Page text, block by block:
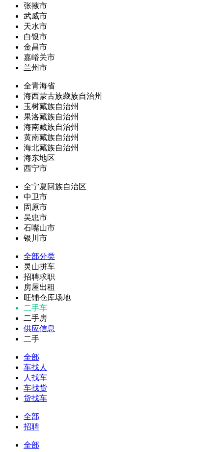
张掖市
武威市
天水市
白银市
金昌市
嘉峪关市
兰州市
全青海省
海西蒙古族藏族自治州
玉树藏族自治州
果洛藏族自治州
海南藏族自治州
黄南藏族自治州
海北藏族自治州
海东地区
西宁市
全宁夏回族自治区
中卫市
固原市
吴忠市
石嘴山市
银川市
全部分类
灵山拼车
招聘求职
房屋出租
旺铺仓库场地
二手车
二手房
供应信息
二手
全部
车找人
人找车
车找货
货找车
全部
招聘
全部